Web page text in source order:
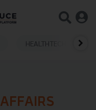
HEALTHTECH